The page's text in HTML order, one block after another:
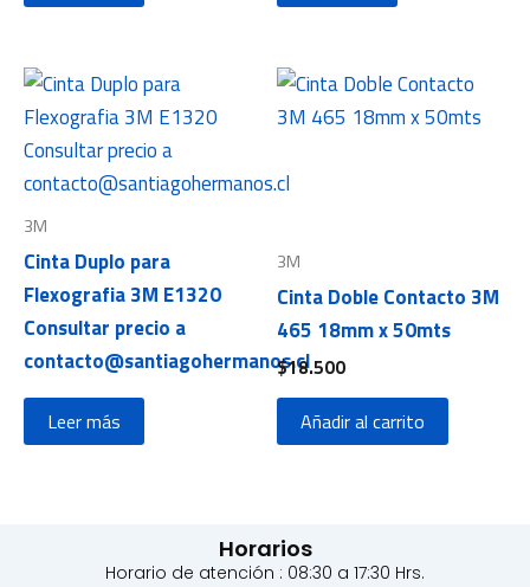
3M
Cinta Duplo para
Flexografia 3M E1320
Consultar precio a
contacto@santiagohermanos.cl
Leer más
3M
Cinta Doble Contacto 3M
465 18mm x 50mts
$18.500
Añadir al carrito
Horarios
Horario de atención : 08:30 a 17:30 Hrs.